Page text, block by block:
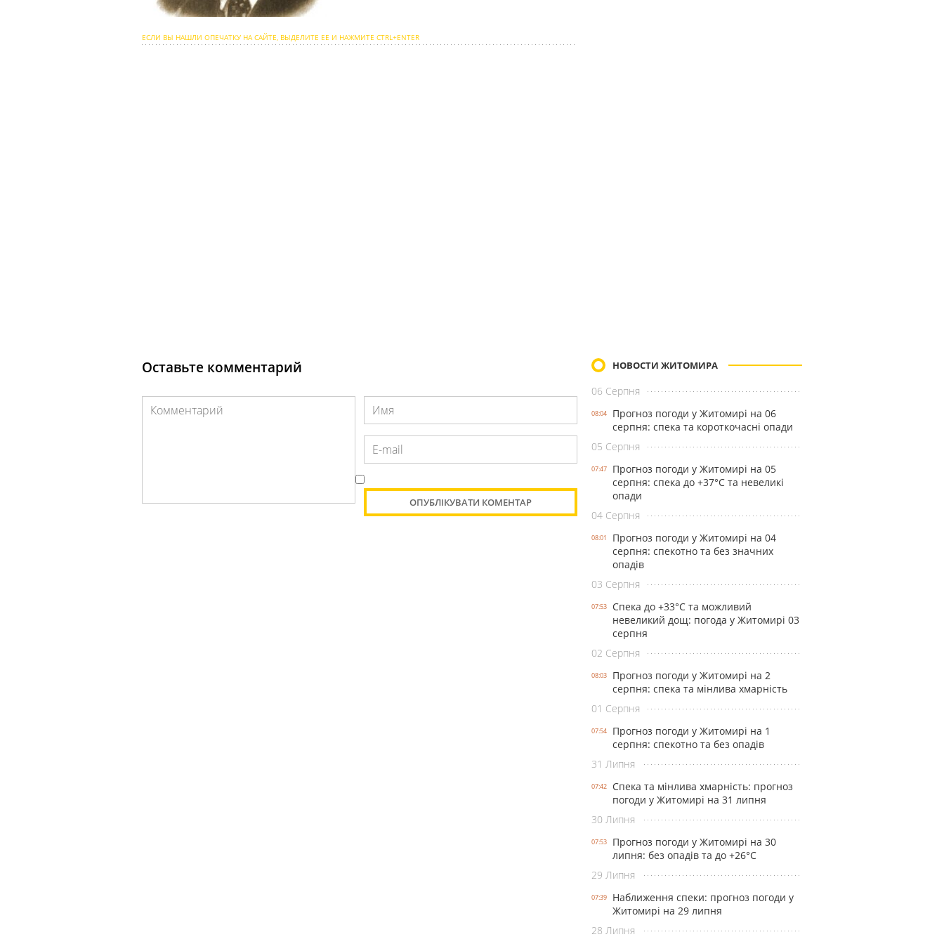
ЕСЛИ ВЫ НАШЛИ ОПЕЧАТКУ НА САЙТЕ, ВЫДЕЛИТЕ ЕЕ И НАЖМИТЕ CTRL+ENTER
Оставьте комментарий НОВОСТИ ЖИТОМИРА
06 Серпня
08:04
Прогноз погоди у Житомирі на 06
серпня: спека та короткочасні опади
05 Серпня
07:47
Прогноз погоди у Житомирі на 05
серпня: спека до +37°С та невеликі
опади
04 Серпня
08:01
Прогноз погоди у Житомирі на 04
серпня: спекотно та без значних
опадів
03 Серпня
07:53
Спека до +33°С та можливий
невеликий дощ: погода у Житомирі 03
серпня
02 Серпня
08:03
Прогноз погоди у Житомирі на 2
серпня: спека та мінлива хмарність
01 Серпня
07:54
Прогноз погоди у Житомирі на 1
серпня: спекотно та без опадів
31 Липня
07:42
Спека та мінлива хмарність: прогноз
погоди у Житомирі на 31 липня
30 Липня
07:53
Прогноз погоди у Житомирі на 30
липня: без опадів та до +26°С
29 Липня
07:39
Наближення спеки: прогноз погоди у
Житомирі на 29 липня
28 Липня